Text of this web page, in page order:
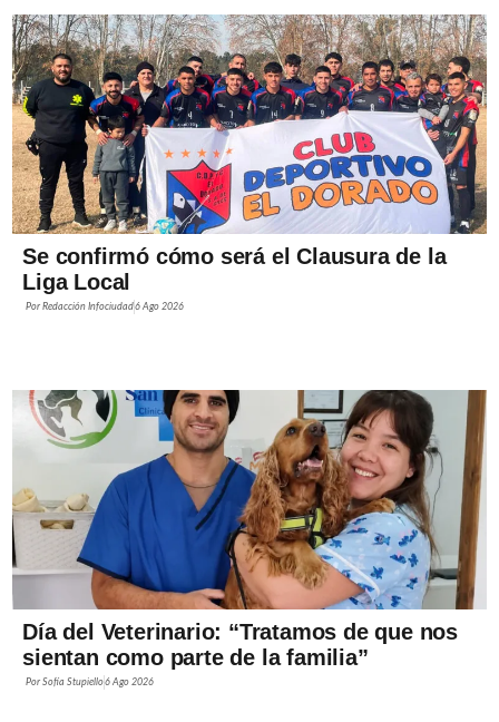
Se confirmó cómo será el Clausura de la
Liga Local
PorRedacción Infociudad6 Ago 2026
Día del Veterinario: “Tratamos de que nos
sientan como parte de la familia”
PorSofía Stupiello6 Ago 2026